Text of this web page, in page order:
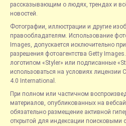
рассказывающим о людях, трендах и
новостей.
Фотографии, иллюстрации и другие
правообладателям. Использование
Images, допускается исключительно
разрешения фотоагентства Getty
логотипом «Styler» или подписанные
использоваться на условиях лицензии
4.0 International.
При полном или частичном
материалов, опубликованных на
обязательно размещение активной
открытой для индексации поисковыми